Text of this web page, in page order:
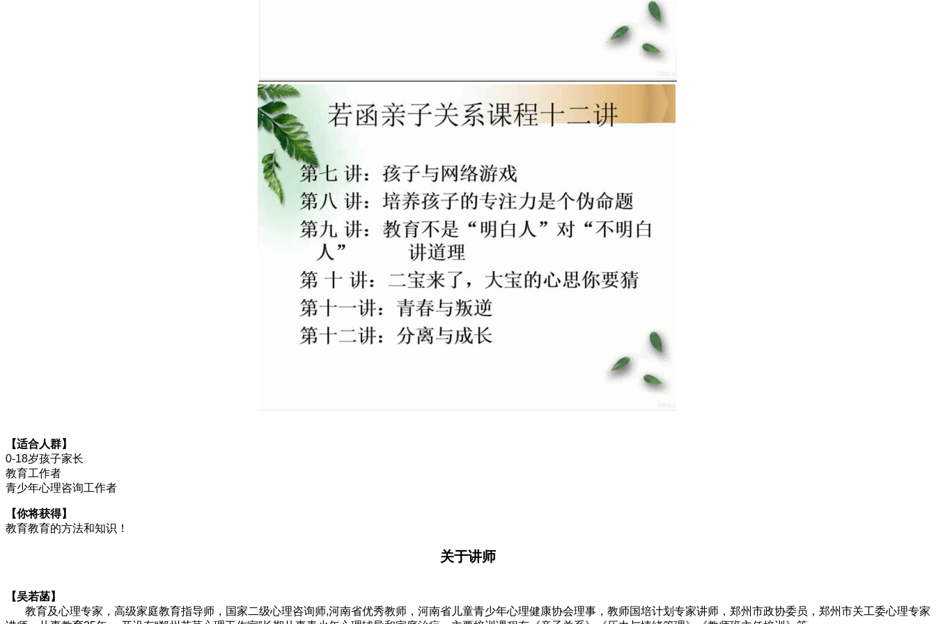
【适合人群】
0-18岁孩子家长
教育工作者
青少年心理咨询工作者
【你将获得】
教育教育的方法和知识！
关于讲师
【吴若菡】
教育及心理专家，高级家庭教育指导师，国家二级心理咨询师,河南省优秀教师，河南省儿童青少年心理健康协会理事，教师国培计划专家讲师，郑州市政协委员，郑州市关工委心理专家